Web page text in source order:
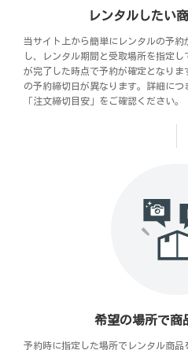
レンタルしたい
当サイト上から簡単にレンタルの予
し、レンタル期間と受取場所を指定
が完了した時点で予約が確定となり
の予約締切日が異なります。詳細に
「注文締切目安」をご確認ください。
希望の場所で商
予約時に指定した場所でレンタル商